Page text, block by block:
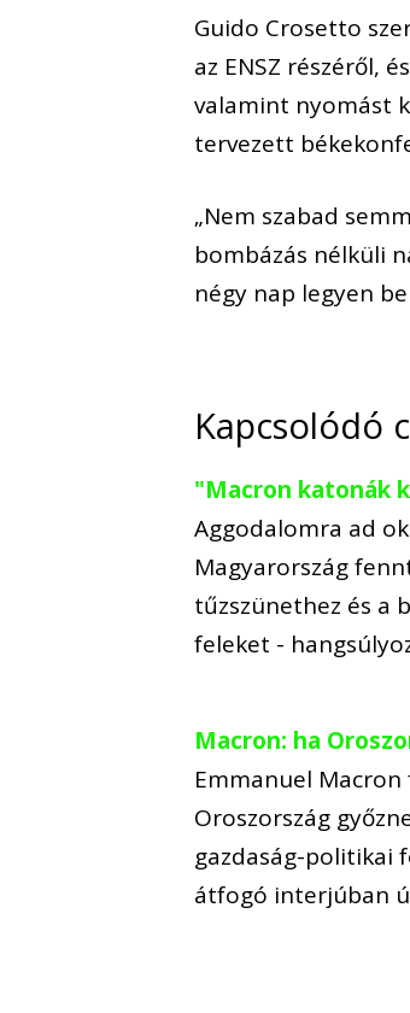
Guido Crosetto
az ENSZ részéről,
valamint nyomást
tervezett
„Nem szabad
bombázás nélküli
négy nap legyen
Kapcsolódó
"Macron katonák
Aggodalomra ad
Magyarország
tűzszünethez és a
feleket -
Macron: ha
Emmanuel
Oroszország
gazdaság-politikai
átfogó interjúban